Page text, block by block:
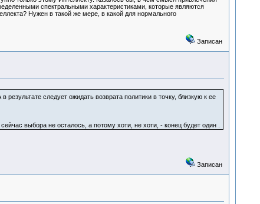
спектральными характеристиками, которые являются
Нужен в такой же мере, в какой для нормального
Записан
следует ожидать возврата политики в точку, близкую к ее
выбора не осталось, а потому хоти, не хоти, - конец будет один .
Записан